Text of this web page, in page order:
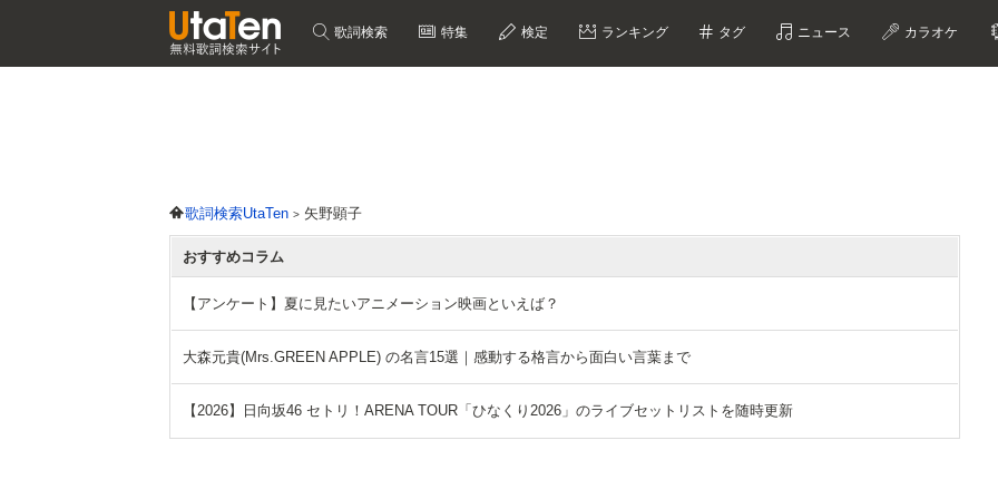
歌詞検索 特集 検定 ランキング タグ ニュース カラオケ
歌詞検索UtaTen 矢野顕子
おすすめコラム
【アンケート】夏に見たいアニメーション映画といえば？
大森元貴(Mrs.GREEN APPLE) の名言15選｜感動する格言から面白い言葉まで
【2026】日向坂46 セトリ！ARENA TOUR「ひなくり2026」のライブセットリストを随時更新